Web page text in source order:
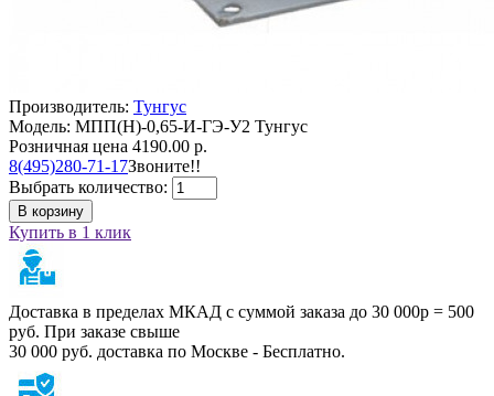
Производитель: Тунгус
Модель: МПП(Н)-0,65-И-ГЭ-У2 Тунгус
Розничная цена 4190.00 р.
8(495)280-71-17Звоните!!
Выбрать количество:
В корзину
Купить в 1 клик
Доставка в пределах МКАД с суммой заказа до 30 000р = 500
руб. При заказе свыше
30 000 руб. доставка по Москве - Бесплатно.